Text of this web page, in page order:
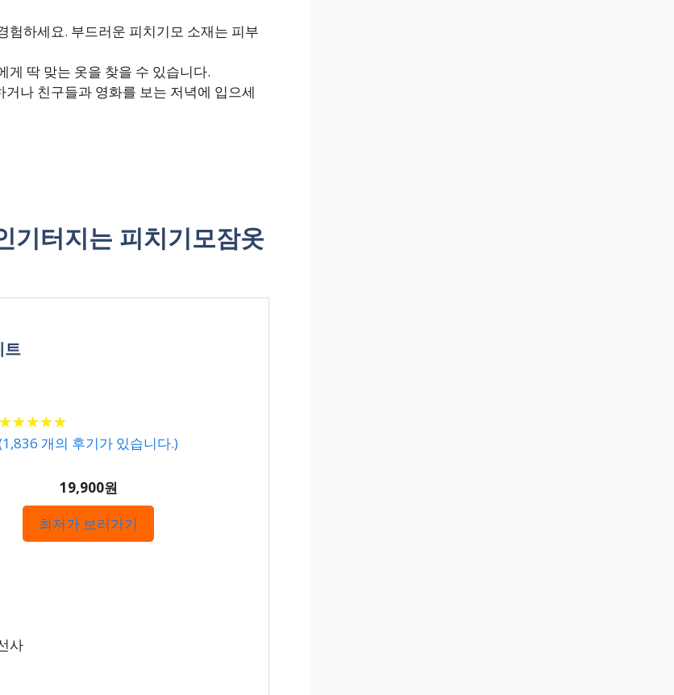
험하세요. 부드러운 피치기모 소재는 피부
게 딱 맞는 옷을 찾을 수 있습니다.
나 친구들과 영화를 보는 저녁에 입으세
기터지는 피치기모잠옷
트
★★★★★
★★★★★
1,836 개의 후기가 있습니다.)
19,900원
최저가 보러가기
사